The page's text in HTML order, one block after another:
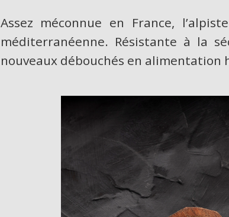
Assez méconnue en France,
méditerranéenne. Résistante à la
nouveaux débouchés en alimentation